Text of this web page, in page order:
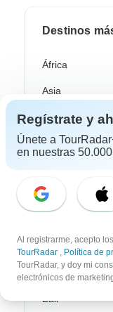
Destinos
África
Asia
Australia /
Europa
América del Sur
Marruecos
Sudáfrica
Bali
Regístrate y
Únete a
en nuestras
Al registrarme, acepto
TourRadar , Política de
TourRadar, y doy mi
electrónicos de